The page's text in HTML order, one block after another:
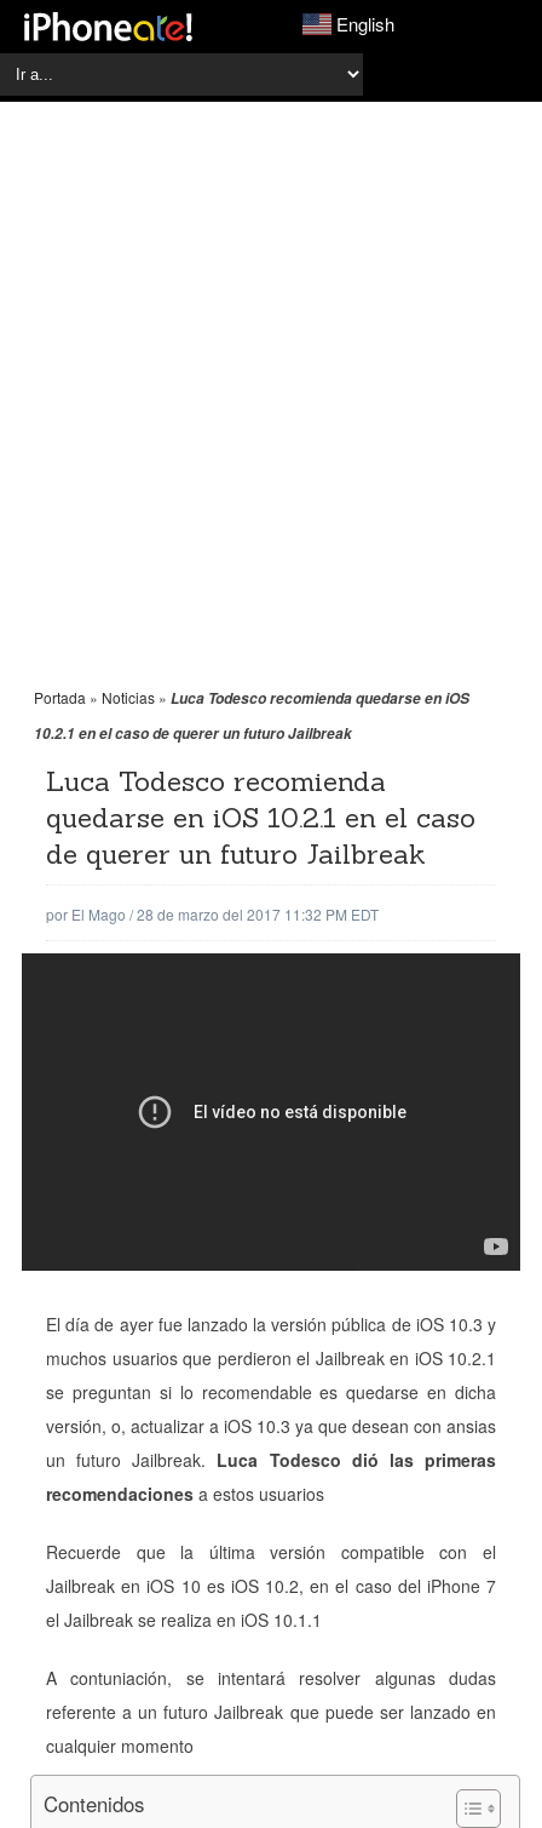
English
Portada » Noticias » Luca Todesco recomienda quedarse en iOS
10.2.1 en el caso de querer un futuro Jailbreak
Luca Todesco recomienda
quedarse en iOS 10.2.1 en el caso
de querer un futuro Jailbreak
por El Mago /28 de marzo del 2017 11:32 PM EDT
El día de ayer fue lanzado la versión pública de iOS 10.3 y
muchos usuarios que perdieron el Jailbreak en iOS 10.2.1
se preguntan si lo recomendable es quedarse en dicha
versión, o, actualizar a iOS 10.3 ya que desean con ansias
un futuro Jailbreak. Luca Todesco dió las primeras
recomendaciones a estos usuarios
Recuerde que la última versión compatible con el
Jailbreak en iOS 10 es iOS 10.2, en el caso del iPhone 7
el Jailbreak se realiza en iOS 10.1.1
A contuniación, se intentará resolver algunas dudas
referente a un futuro Jailbreak que puede ser lanzado en
cualquier momento
Contenidos